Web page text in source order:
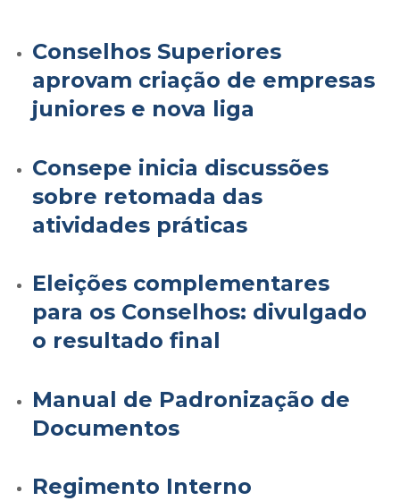
Conselhos Superiores
aprovam criação de empresas
juniores e nova liga
Consepe inicia discussões
sobre retomada das
atividades práticas
Eleições complementares
para os Conselhos: divulgado
o resultado final
Manual de Padronização de
Documentos
Regimento Interno